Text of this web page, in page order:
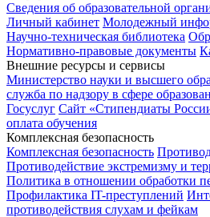
Сведения об образовательной
Личный кабинет Молодежный
Научно-техническая библиотека
Нормативно-правовые документы
Внешние ресурсы и сервисы
Министерство науки и высшего
служба по надзору в сфере
Госуслуг Сайт «Стипендиаты
оплата обучения
Комплексная безопасность
Комплексная безопасность
Противодействие экстремизму и
Политика в отношении обработки
Профилактика IT-преступлений
противодействия слухам и фейкам